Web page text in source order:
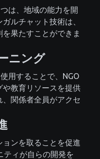
は、地域の能力を開
ルチャット技術は、
果たすことができま
ニング
用することで、NGO
教育リソースを提供
、関係者全員がアクセ
ンを取ることを促進
ティが自らの開発を